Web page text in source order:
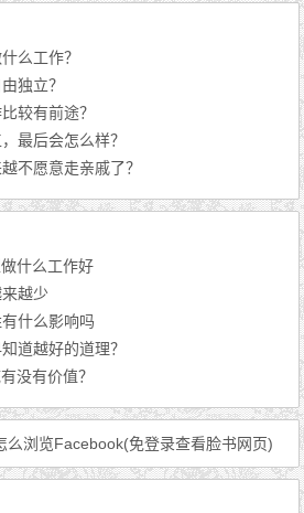
么工作？
独立？
较有前途？
最后会怎么样？
不愿意走亲戚了？
什么工作好
越少
什么影响吗
道越好的道理？
没有价值？
么浏览Facebook(免登录查看脸书网页)